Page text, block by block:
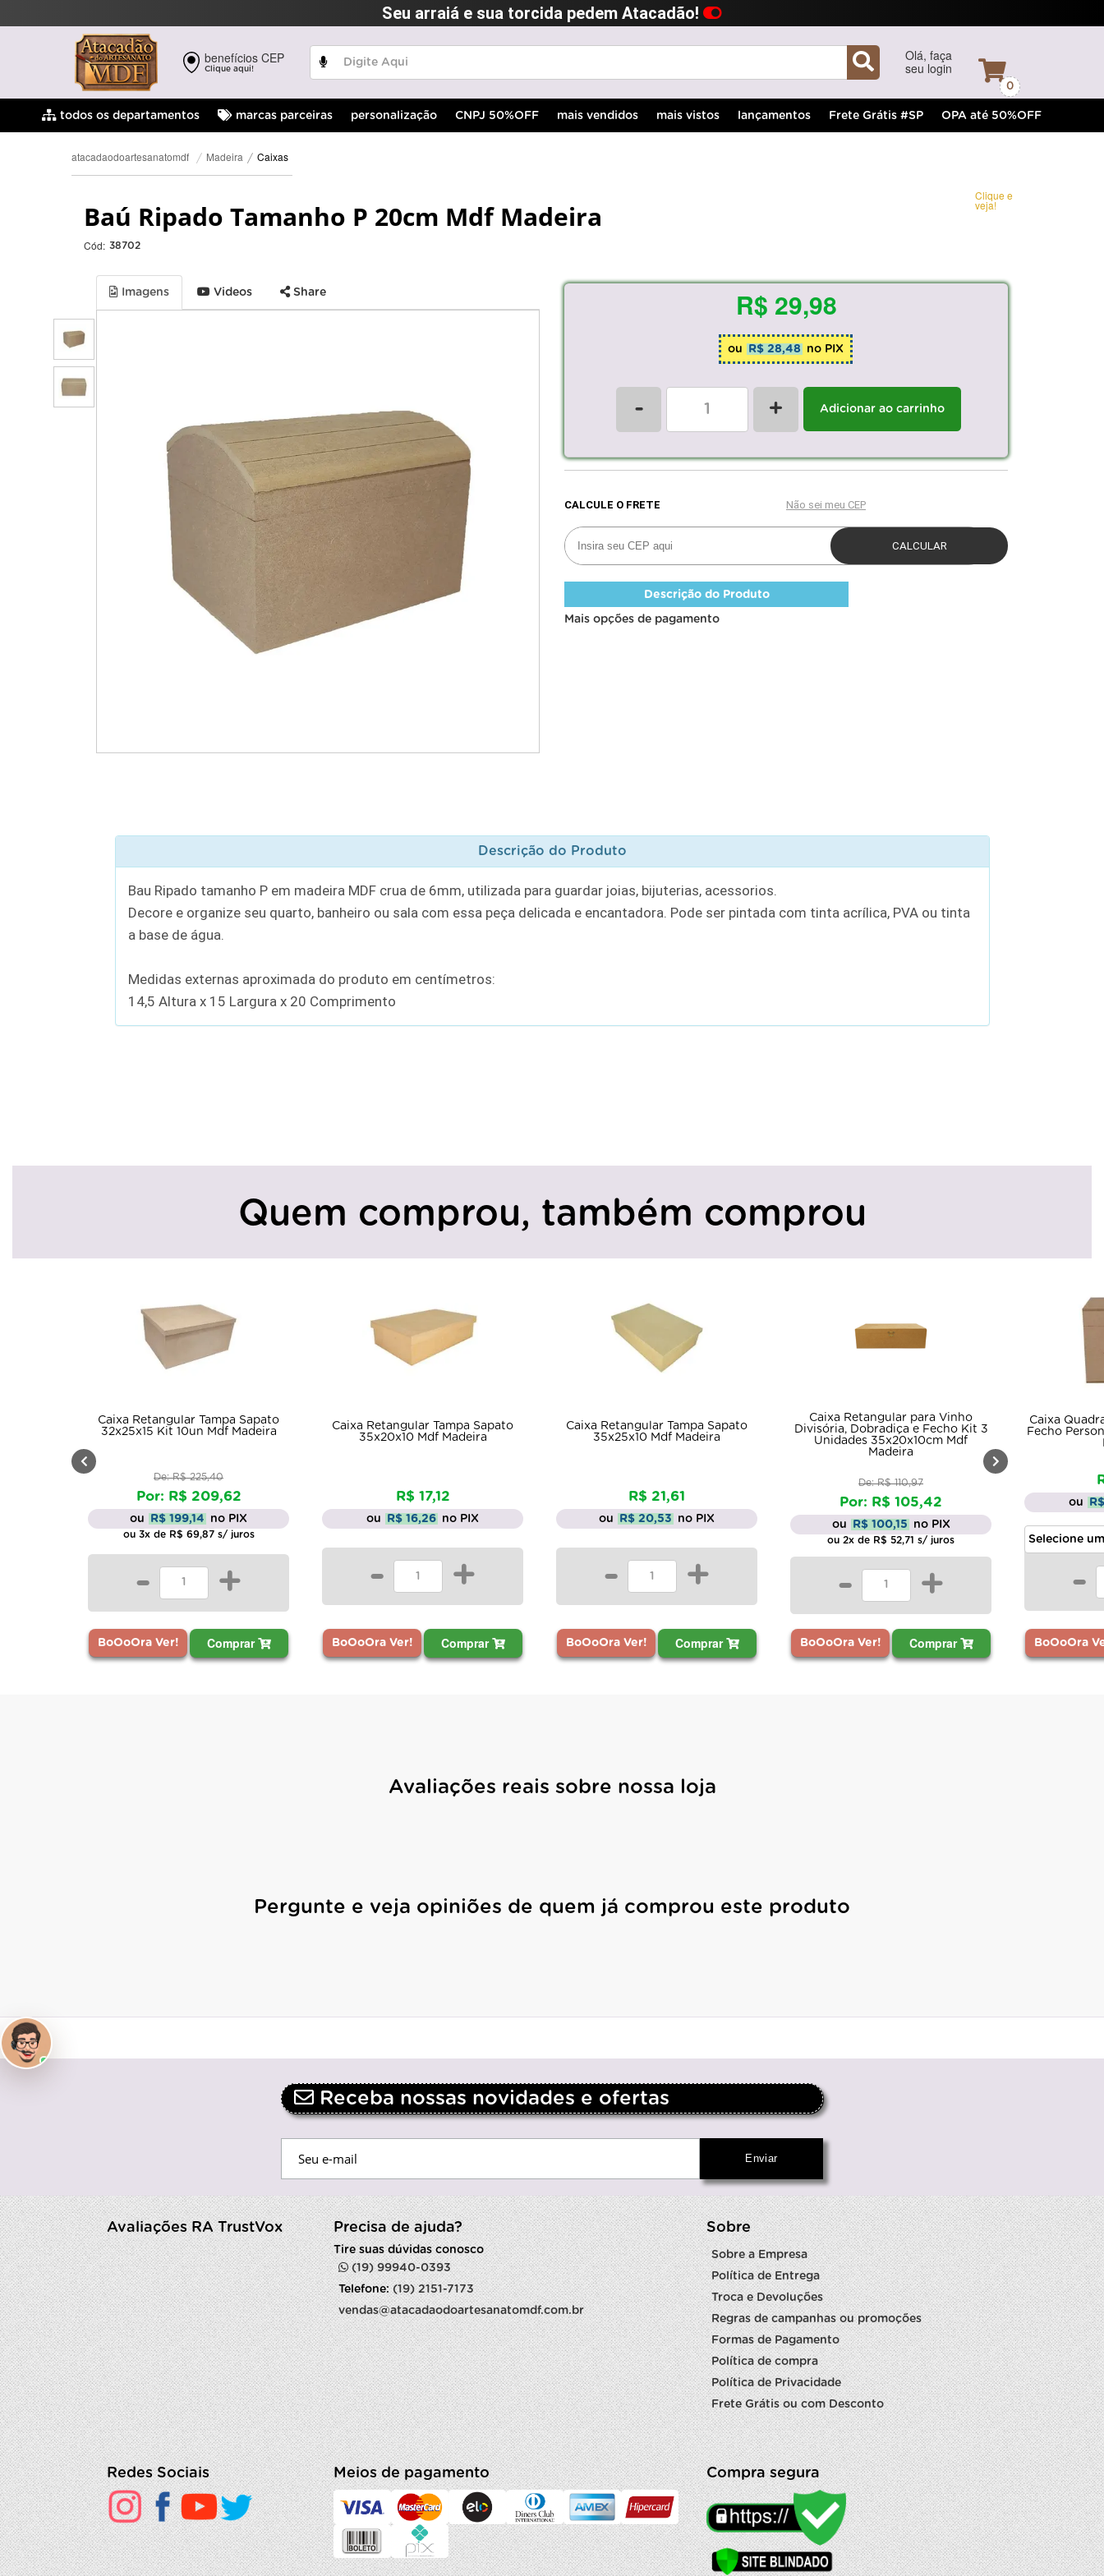
Seu arraiá e sua torcida pedem Atacadão!
benefícios CEP
Clique aqui!
Olá, faça
seu login
0
todos os departamentos marcas parceiras personalização CNPJ 50%OFF mais vendidos mais vistos lançamentos Frete Grátis #SP OPA até 50%OFF
atacadaodoartesanatomdf Madeira Caixas
Baú Ripado Tamanho P 20cm Mdf Madeira
Cód: 38702
Clique e
veja!
Imagens Videos Share R$ 29,98
ou R$ 28,48 no PIX
- + Adicionar ao carrinho
Descrição do Produto
Mais opções de pagamento
Descrição do Produto
Bau Ripado tamanho P em madeira MDF crua de 6mm, utilizada para guardar joias, bijuterias, acessorios.
Decore e organize seu quarto, banheiro ou sala com essa peça delicada e encantadora. Pode ser pintada com tinta acrílica, PVA ou tinta
a base de água.
Medidas externas aproximada do produto em centímetros:
14,5 Altura x 15 Largura x 20 Comprimento
Quem comprou, também comprou
Caixa Retangular Tampa Sapato
32x25x15 Kit 10un Mdf Madeira
De: R$ 225,40
Por: R$ 209,62
ou R$ 199,14 no PIX
ou 3x de R$ 69,87 s/ juros
- +
BoOoOra Ver! Comprar
Caixa Retangular Tampa Sapato
35x20x10 Mdf Madeira
R$ 17,12
ou R$ 16,26 no PIX
- +
BoOoOra Ver! Comprar
Caixa Retangular Tampa Sapato
35x25x10 Mdf Madeira
R$ 21,61
ou R$ 20,53 no PIX
- +
BoOoOra Ver! Comprar
Caixa Retangular para Vinho
Divisória, Dobradiça e Fecho Kit 3
Unidades 35x20x10cm Mdf
Madeira
De: R$ 110,97
Por: R$ 105,42
ou R$ 100,15 no PIX
ou 2x de R$ 52,71 s/ juros
- +
BoOoOra Ver! Comprar
Caixa
Fecho
ou
-
BoOoOra
Avaliações reais sobre nossa loja
Pergunte e veja opiniões de quem já comprou este produto
Receba nossas novidades e ofertas
Avaliações RA TrustVox Precisa de ajuda?
Tire suas dúvidas conosco
(19) 99940-0393
Telefone:(19) 2151-7173
vendas@atacadaodoartesanatomdf.com.br
Sobre
Sobre a Empresa
Política de Entrega
Troca e Devoluções
Regras de campanhas ou promoções
Formas de Pagamento
Política de compra
Política de Privacidade
Frete Grátis ou com Desconto
Redes Sociais Meios de pagamento Compra segura